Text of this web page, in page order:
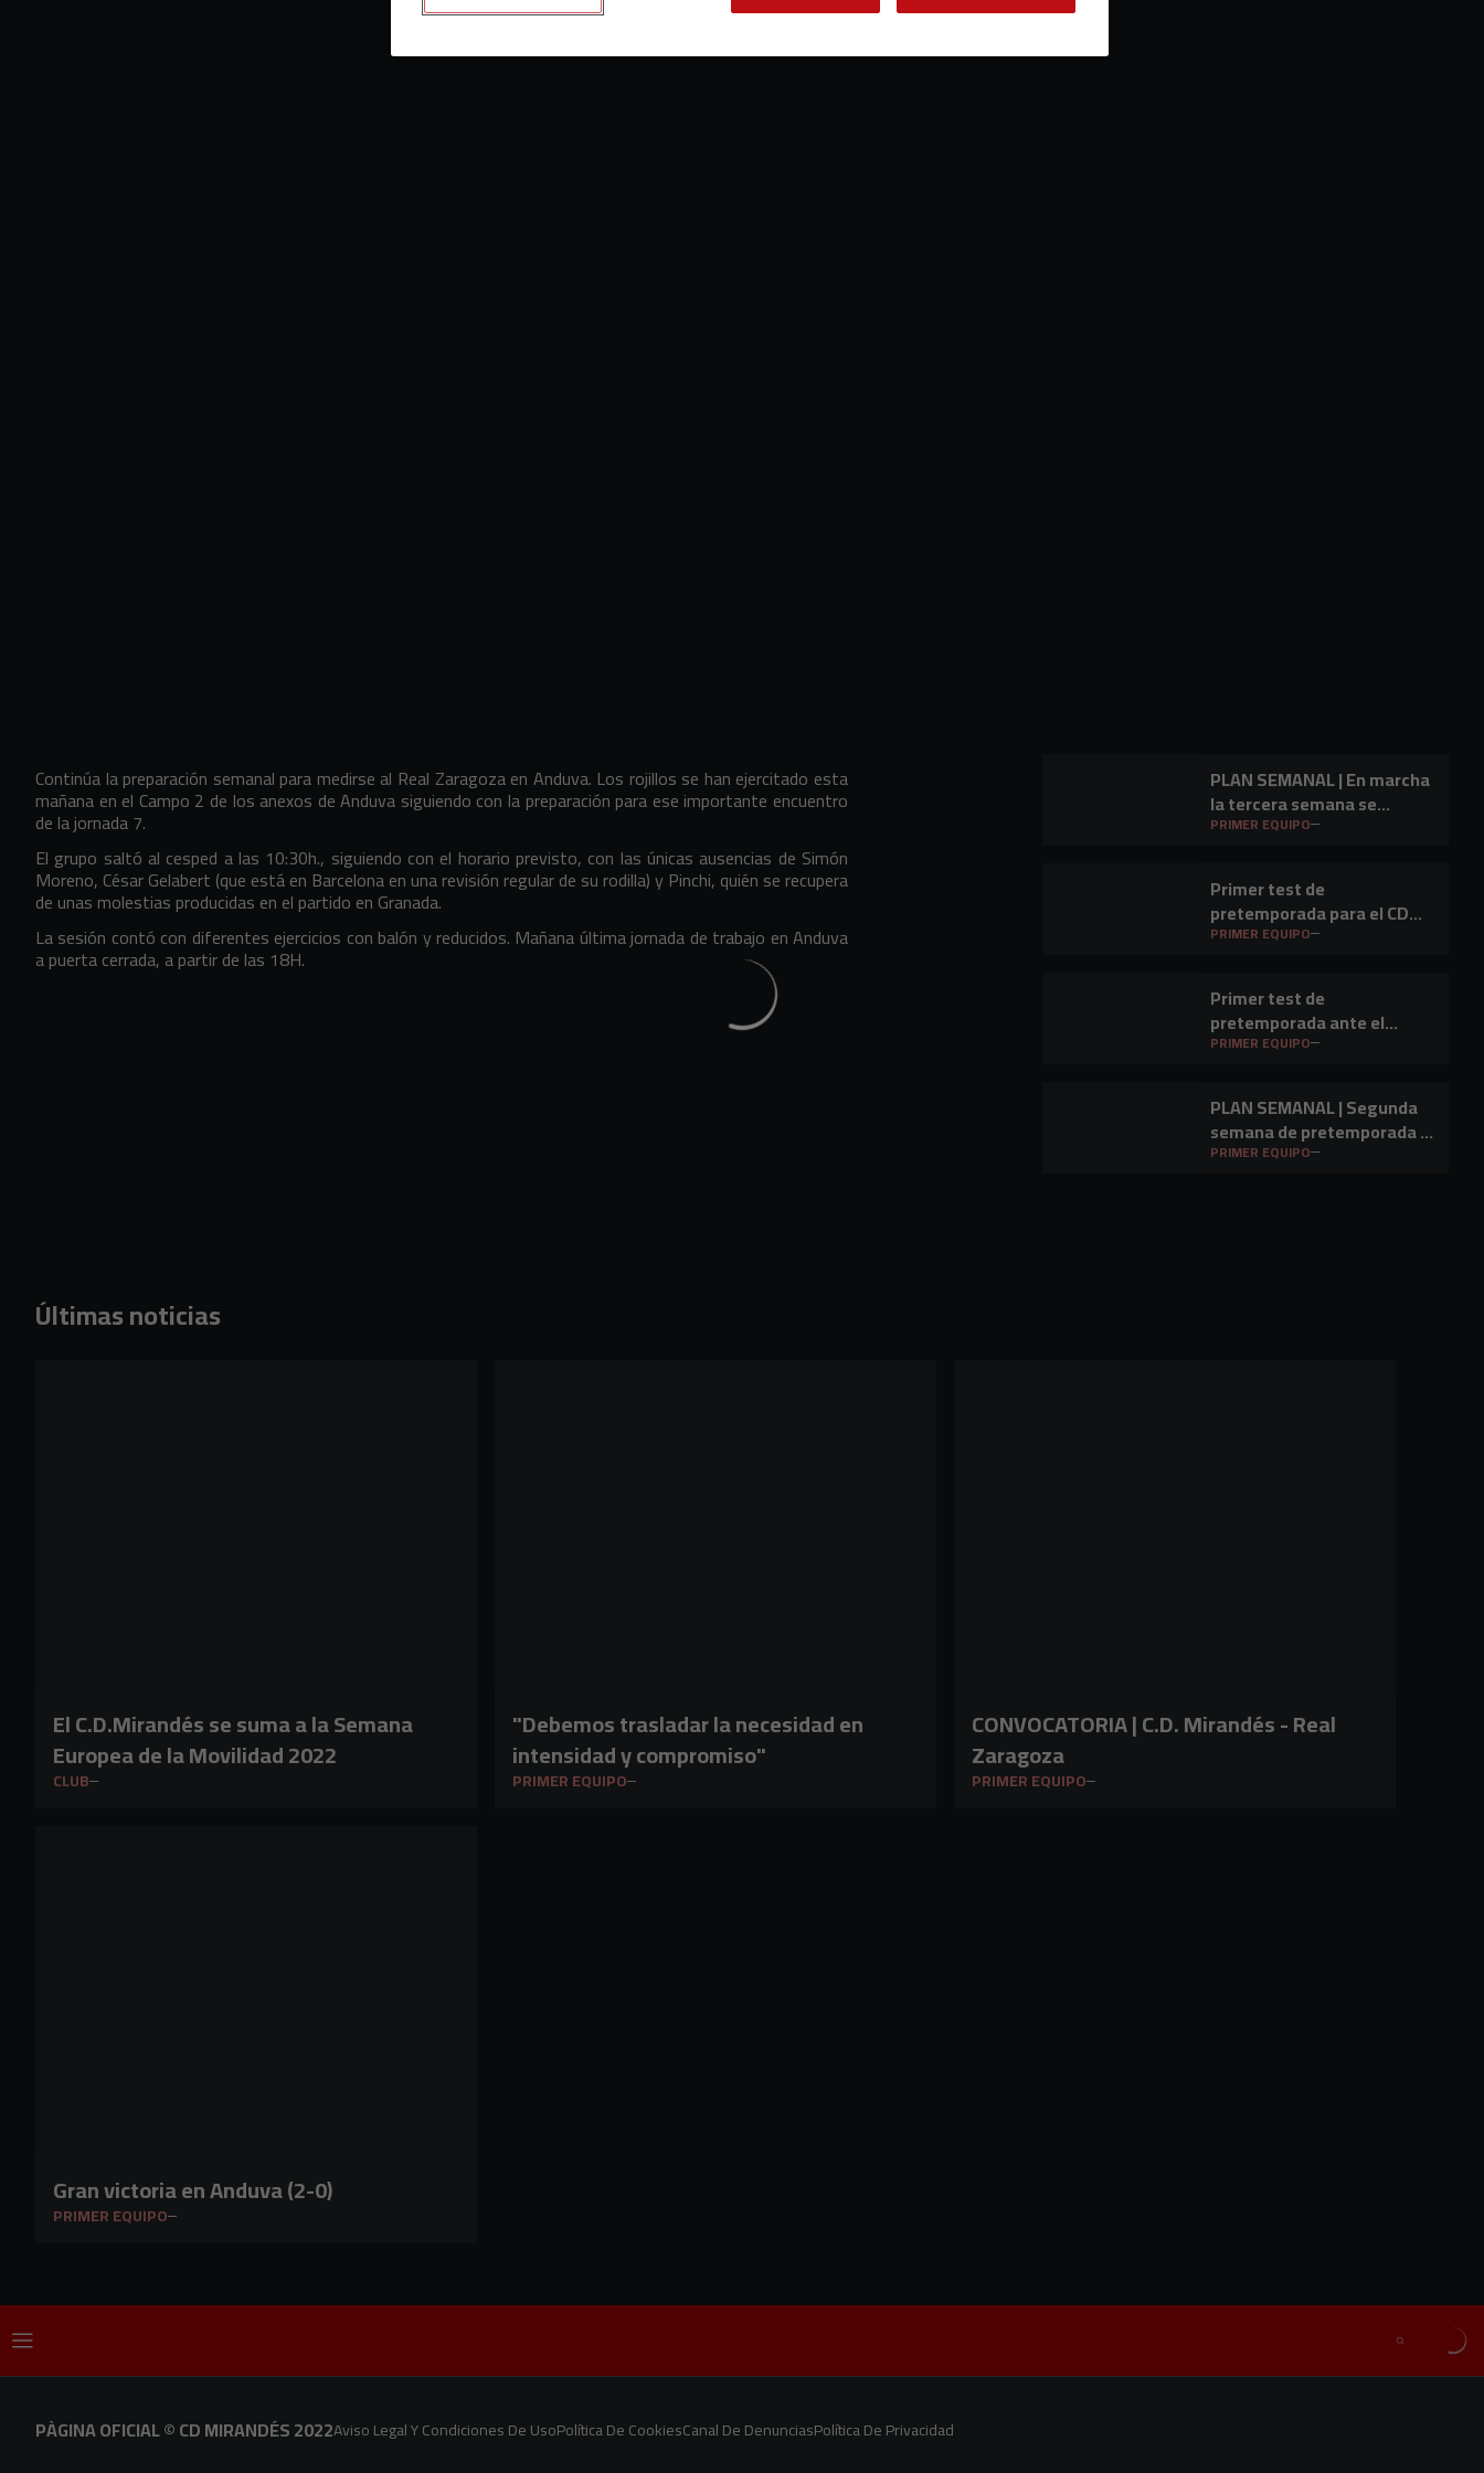
Continúa la preparación semanal para medirse al Real Zaragoza en Anduva. Los rojillos se han ejercitado esta
mañana en el Campo 2 de los anexos de Anduva siguiendo con la preparación para ese importante encuentro
de la jornada 7.
El grupo saltó al cesped a las 10:30h., siguiendo con el horario previsto, con las únicas ausencias de Simón
Moreno, César Gelabert (que está en Barcelona en una revisión regular de su rodilla) y Pinchi, quién se recupera
de unas molestias producidas en el partido en Granada.
La sesión contó con diferentes ejercicios con balón y reducidos. Mañana última jornada de trabajo en Anduva
a puerta cerrada, a partir de las 18H.
PLAN SEMANAL | En marcha
la tercera semana se
preparación
PRIMER EQUIPO
Primer test de
pretemporada para el CD
Mirandés en Lasesarre
PRIMER EQUIPO
Primer test de
pretemporada ante el
Barakaldo CF
PRIMER EQUIPO
PLAN SEMANAL | Segunda
semana de pretemporada y
primer amistoso a la vista
PRIMER EQUIPO
Últimas noticias
El C.D.Mirandés se suma a la Semana
Europea de la Movilidad 2022
CLUB
"Debemos trasladar la necesidad en
intensidad y compromiso"
PRIMER EQUIPO
CONVOCATORIA | C.D. Mirandés - Real
Zaragoza
PRIMER EQUIPO
Gran victoria en Anduva (2-0)
PRIMER EQUIPO
Aviso Legal Y Condiciones De UsoPolítica De CookiesCanal De DenunciasPolítica De Privacidad
PÀGINA OFICIAL © CD MIRANDÉS 2022